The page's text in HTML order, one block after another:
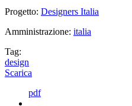
Progetto: Designers Italia
Amministrazione: italia
Tag:
design
Scarica
pdf